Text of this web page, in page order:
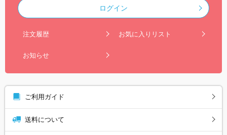
ログイン
注文履歴 お気に入りリスト
お知らせ
ご利用ガイド
送料について